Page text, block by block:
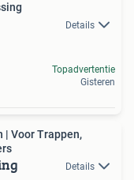
Details
Topadvertentie
Gisteren
| Voor Trappen,
Details